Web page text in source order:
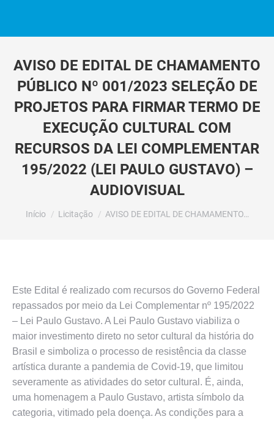
AVISO DE EDITAL DE CHAMAMENTO
PÚBLICO Nº 001/2023 SELEÇÃO DE
PROJETOS PARA FIRMAR TERMO DE
EXECUÇÃO CULTURAL COM
RECURSOS DA LEI COMPLEMENTAR
195/2022 (LEI PAULO GUSTAVO) –
AUDIOVISUAL
Você está aqui:
Início Licitação AVISO DE EDITAL DE CHAMAMENTO…
Este Edital é realizado com recursos do Governo Federal
repassados por meio da Lei Complementar nº 195/2022
– Lei Paulo Gustavo. A Lei Paulo Gustavo viabiliza o
maior investimento direto no setor cultural da história do
Brasil e simboliza o processo de resistência da classe
artística durante a pandemia de Covid-19, que limitou
severamente as atividades do setor cultural. É, ainda,
uma homenagem a Paulo Gustavo, artista símbolo da
categoria, vitimado pela doença. As condições para a